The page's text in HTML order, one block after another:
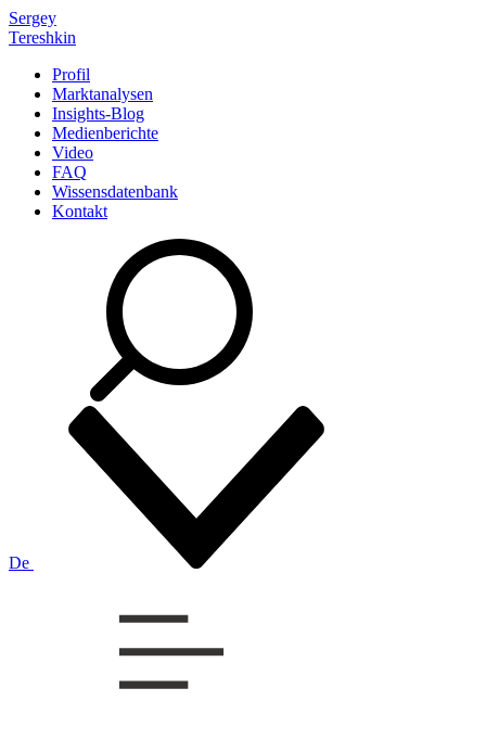
Sergey
Tereshkin
Profil
Marktanalysen
Insights-Blog
Medienberichte
Video
FAQ
Wissensdatenbank
Kontakt
De